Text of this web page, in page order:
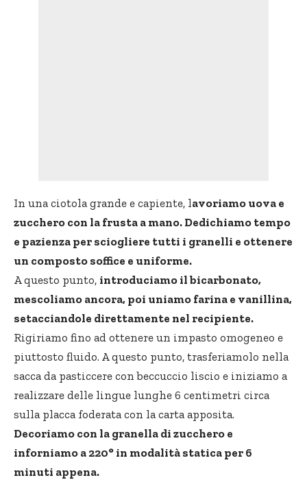
In una ciotola grande e capiente, lavoriamo uova e
zucchero con la frusta a mano. Dedichiamo tempo
e pazienza per sciogliere tutti i granelli e ottenere
un composto soffice e uniforme.
A questo punto, introduciamo il bicarbonato,
mescoliamo ancora, poi uniamo farina e vanillina,
setacciandole direttamente nel recipiente.
Rigiriamo fino ad ottenere un impasto omogeneo e
piuttosto fluido. A questo punto, trasferiamolo nella
sacca da pasticcere con beccuccio liscio e iniziamo a
realizzare delle lingue lunghe 6 centimetri circa
sulla placca foderata con la carta apposita.
Decoriamo con la granella di zucchero e
inforniamo a 220° in modalità statica per 6
minuti appena.